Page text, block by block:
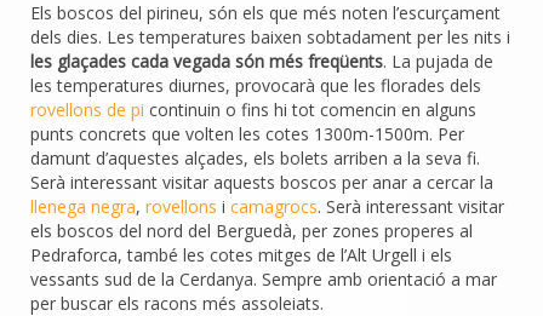
Els boscos del pirineu, són els que més noten l’escurçament
dels dies. Les temperatures baixen sobtadament per les nits i
les glaçades cada vegada són més freqüents. La pujada de
les temperatures diurnes, provocarà que les florades dels
rovellons de pi continuin o fins hi tot comencin en alguns
punts concrets que volten les cotes 1300m-1500m. Per
damunt d’aquestes alçades, els bolets arriben a la seva fi.
Serà interessant visitar aquests boscos per anar a cercar la
llenega negra, rovellons i camagrocs. Serà interessant visitar
els boscos del nord del Berguedà, per zones properes al
Pedraforca, també les cotes mitges de l’Alt Urgell i els
vessants sud de la Cerdanya. Sempre amb orientació a mar
per buscar els racons més assoleiats.